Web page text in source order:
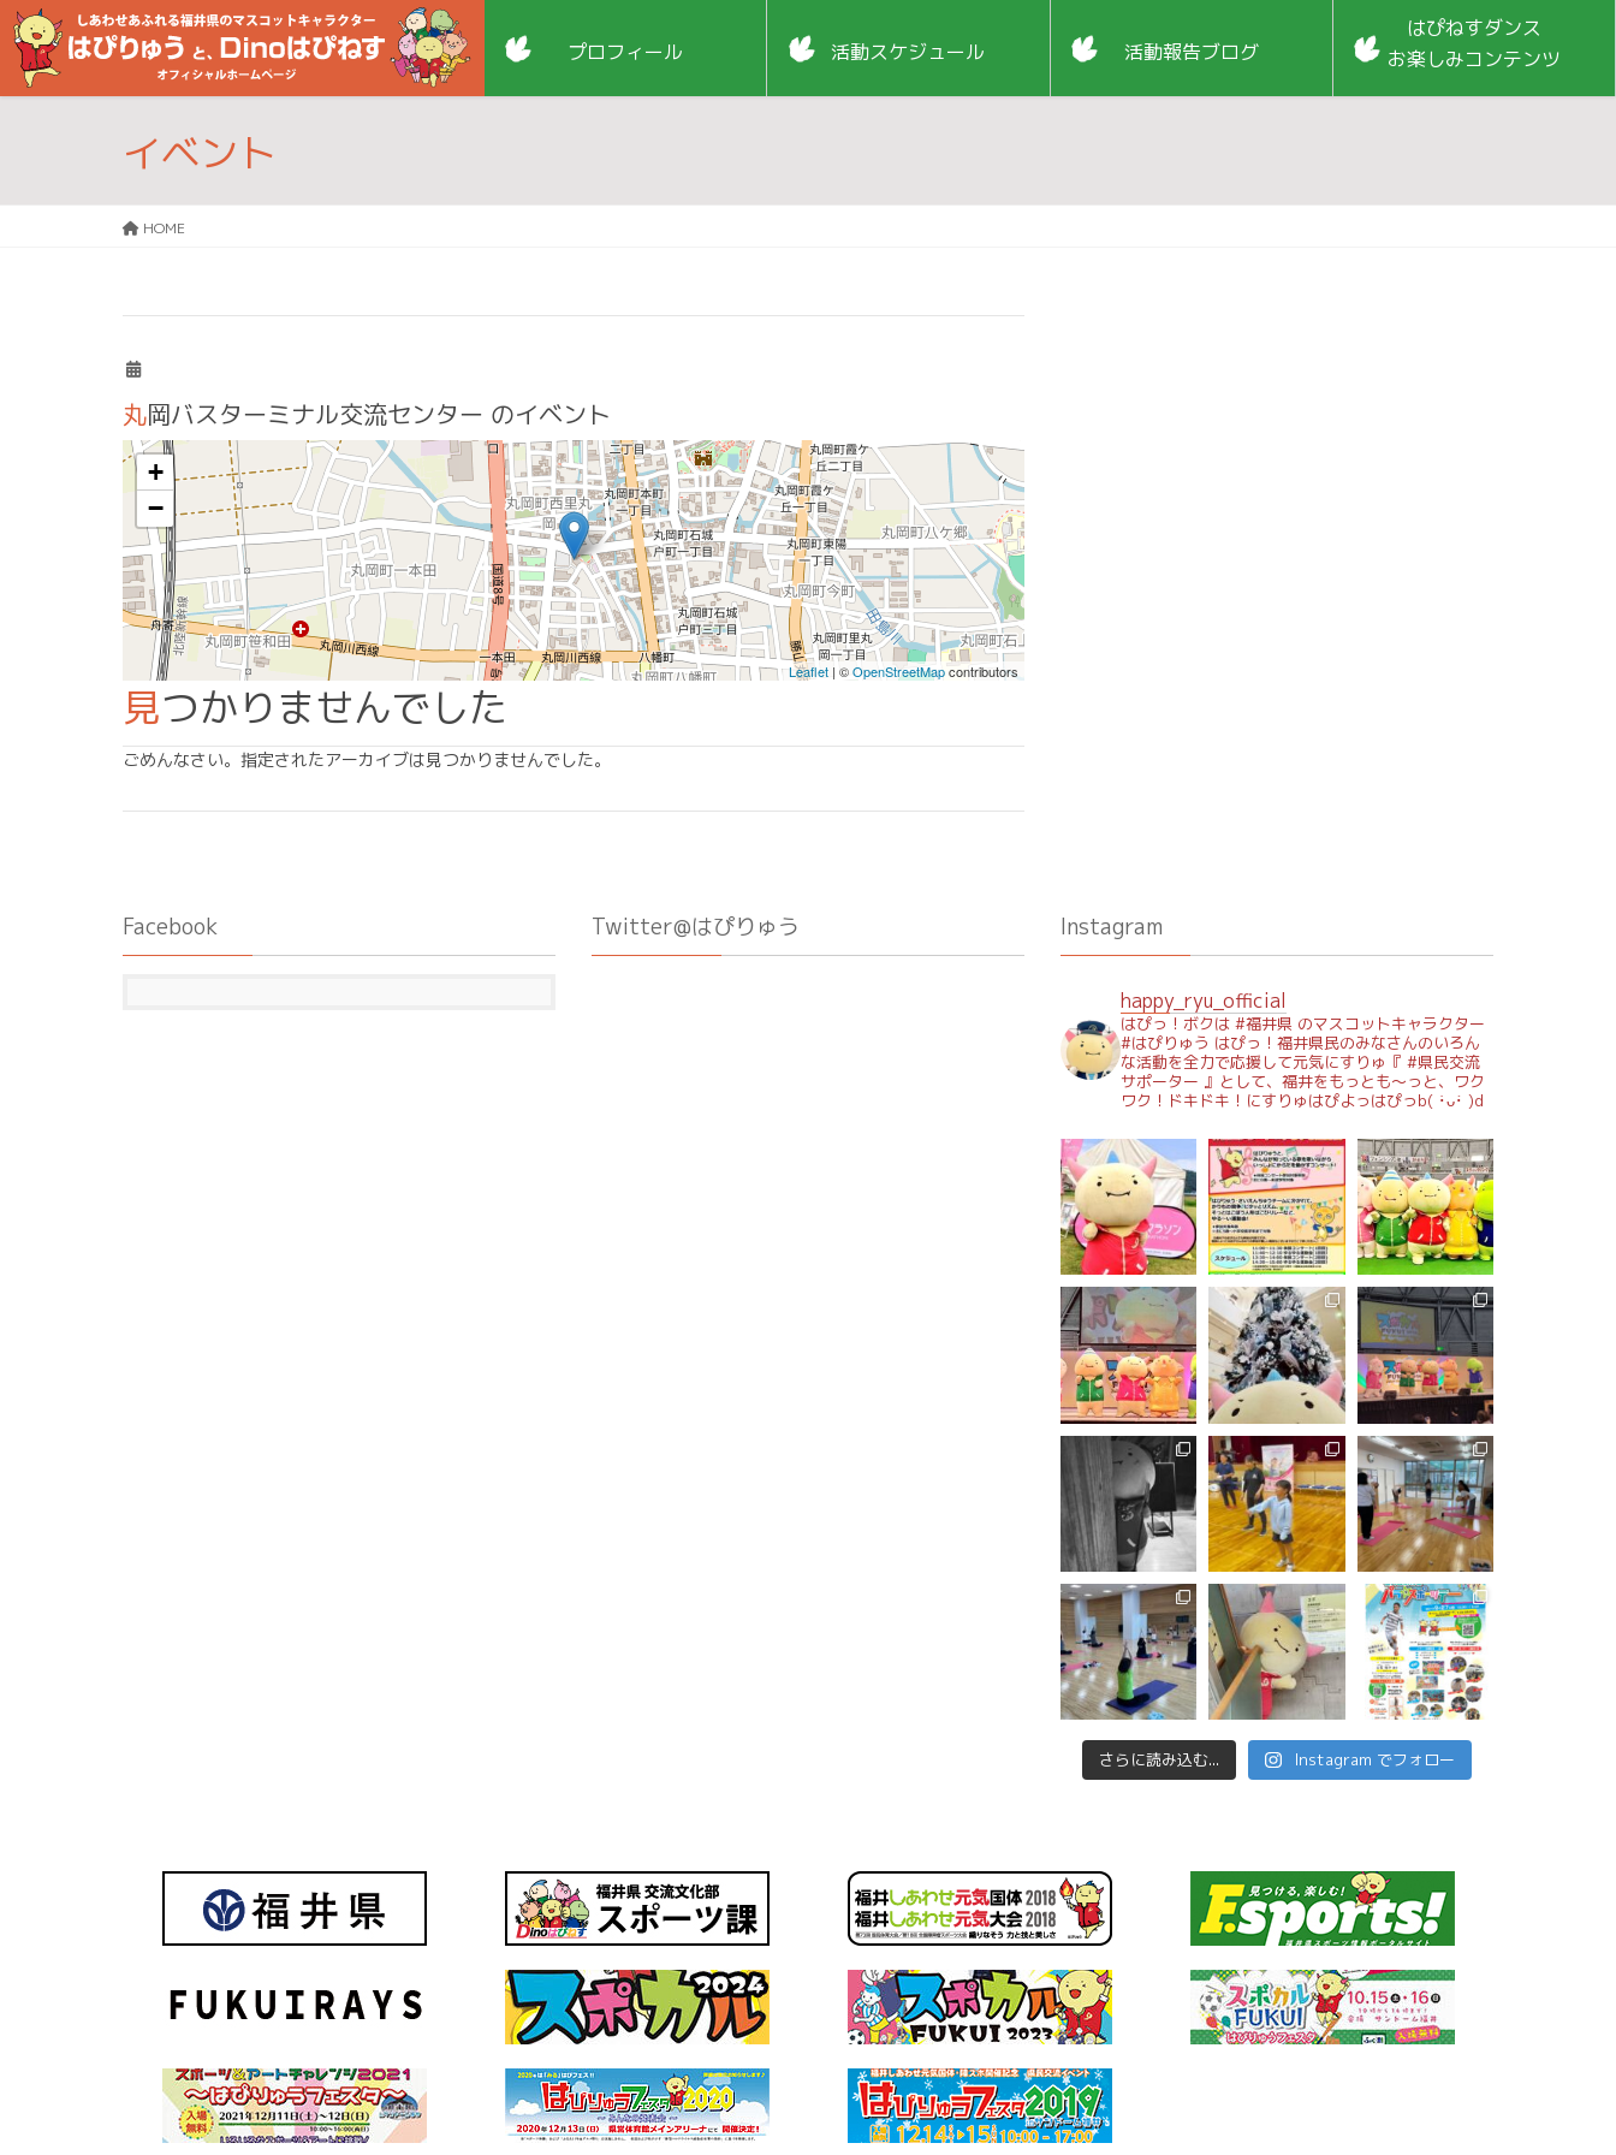
プロフィール 活動スケジュール 活動報告ブログ
はぴねすダンス
お楽しみコンテンツ
イベント
HOME
丸岡バスターミナル交流センター のイベント
+
−
Leaflet | ©OpenStreetMapcontributors
見つかりませんでした
ごめんなさい。指定されたアーカイブは見つかりませんでした。
Facebook Twitter@はぴりゅう Instagram
happy_ryu_official
はぴっ！ボクは #福井県 のマスコットキャラクター
#はぴりゅう はぴっ！福井県民のみなさんのいろん
な活動を全力で応援して元気にすりゅ『 #県民交流
サポーター 』として、福井をもっとも～っと、ワク
ワク！ドキドキ！にすりゅはぴよっはぴっb( ･̀ᴗ･́ )d
さらに読み込む... Instagram でフォロー